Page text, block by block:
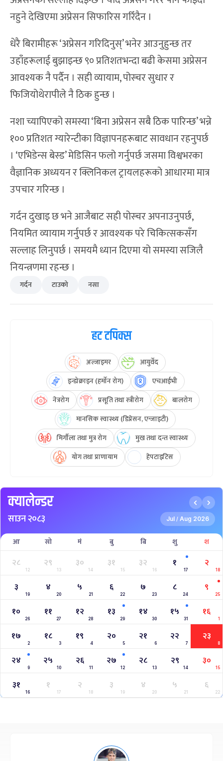
नहुने देखिएमा अप्रेसन सिफारिस गरिँदैन ।
धेरै बिरामीहरू ‘अप्रेसन गरिदिनुस्’ भनेर आउनुहुन्छ तर
उहाँहरूलाई बुझाइन्छ ९० प्रतिशतभन्दा बढी केसमा अप्रेसन
आवश्यक नै पर्दैन । सही व्यायाम, पोस्चर सुधार र
फिजियोथेरापीले नै ठिक हुन्छ ।
नशा च्यापिएको समस्या ‘बिना अप्रेसन सबै ठिक पारिन्छ’ भन्ने
१०० प्रतिशत ग्यारेन्टीका विज्ञापनहरूबाट सावधान रहनुपर्छ
। ‘एभिडेन्स बेस्ड’ मेडिसिन फलो गर्नुपर्छ जसमा विश्वभरका
वैज्ञानिक अध्ययन र क्लिनिकल ट्रायलहरूको आधारमा मात्र
उपचार गरिन्छ ।
गर्दन दुखाइ छ भने आजैबाट सही पोस्चर अपनाउनुपर्छ,
नियमित व्यायाम गर्नुपर्छ र आवश्यक परे चिकित्सकसँग
सल्लाह लिनुपर्छ । समयमै ध्यान दिएमा यो समस्या सजिलै
नियन्त्रणमा रहन्छ ।
गर्दन टाउको नसा
हट टपिक्स
अल्जाइमर
आयुर्वेद
इन्डोक्राइन (हर्मोन रोग)
एचआईभी
नेत्ररोग
प्रसूति तथा स्त्रीरोग
बालरोग
मानसिक स्वास्थ्य (डिप्रेसन, एन्जाइटी)
मिर्गौला तथा मुत्र रोग
मुख तथा दन्त स्वास्थ्य
योग तथा प्राणायाम
हेपटाइटिस
क्यालेन्डर
साउन २०८३ Jul / Aug 2026
आ सो मं बु बि शु श
२८
12
२९
13
३०
14
३१
15
३२
16
१
17
२
18
३
19
४
20
५
21
६
22
७
23
८
24
९
25
१०
26
११
27
१२
28
१३
29
१४
30
१५
31
१६
1
१७
2
१८
3
१९
4
२०
5
२१
6
२२
7
२३
8
२४
9
२५
10
२६
11
२७
12
२८
13
२९
14
३०
15
३१
16
१
17
२
18
३
19
४
20
५
21
६
22